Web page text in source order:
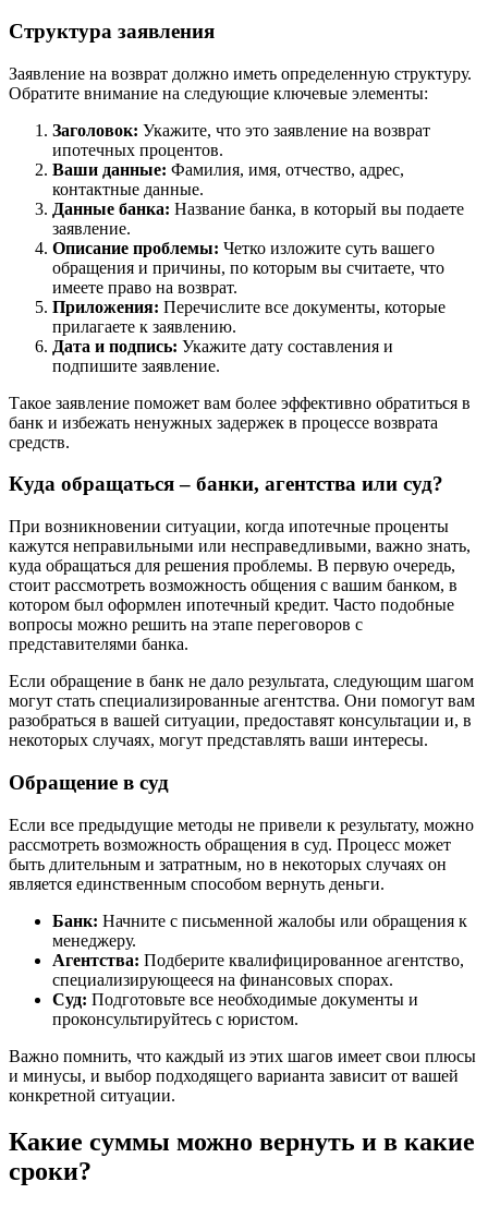
Структура заявления
Заявление на возврат должно иметь определенную структуру.
Обратите внимание на следующие ключевые элементы:
Заголовок: Укажите, что это заявление на возврат
ипотечных процентов.
Ваши данные: Фамилия, имя, отчество, адрес,
контактные данные.
Данные банка: Название банка, в который вы подаете
заявление.
Описание проблемы: Четко изложите суть вашего
обращения и причины, по которым вы считаете, что
имеете право на возврат.
Приложения: Перечислите все документы, которые
прилагаете к заявлению.
Дата и подпись: Укажите дату составления и
подпишите заявление.
Такое заявление поможет вам более эффективно обратиться в
банк и избежать ненужных задержек в процессе возврата
средств.
Куда обращаться – банки, агентства или суд?
При возникновении ситуации, когда ипотечные проценты
кажутся неправильными или несправедливыми, важно знать,
куда обращаться для решения проблемы. В первую очередь,
стоит рассмотреть возможность общения с вашим банком, в
котором был оформлен ипотечный кредит. Часто подобные
вопросы можно решить на этапе переговоров с
представителями банка.
Если обращение в банк не дало результата, следующим шагом
могут стать специализированные агентства. Они помогут вам
разобраться в вашей ситуации, предоставят консультации и, в
некоторых случаях, могут представлять ваши интересы.
Обращение в суд
Если все предыдущие методы не привели к результату, можно
рассмотреть возможность обращения в суд. Процесс может
быть длительным и затратным, но в некоторых случаях он
является единственным способом вернуть деньги.
Банк: Начните с письменной жалобы или обращения к
менеджеру.
Агентства: Подберите квалифицированное агентство,
специализирующееся на финансовых спорах.
Суд: Подготовьте все необходимые документы и
проконсультируйтесь с юристом.
Важно помнить, что каждый из этих шагов имеет свои плюсы
и минусы, и выбор подходящего варианта зависит от вашей
конкретной ситуации.
Какие суммы можно вернуть и в какие
сроки?